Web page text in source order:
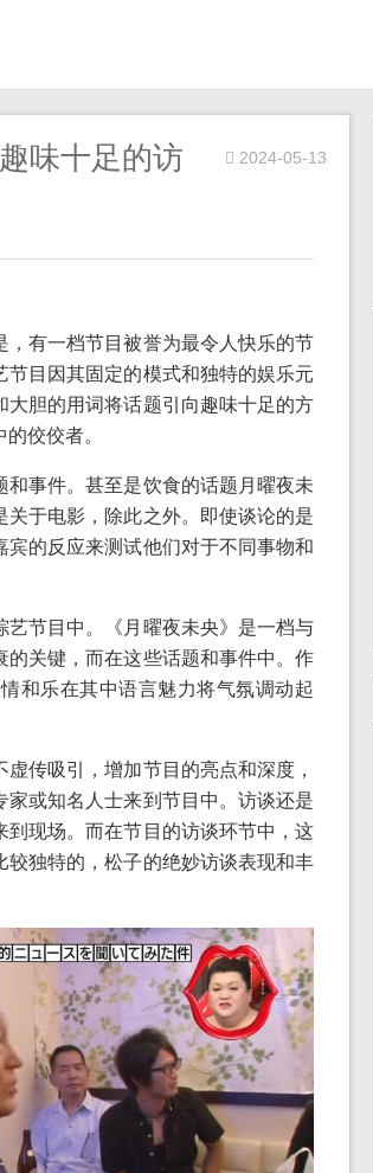
味十足的访
2024-05-13
有一档节目被誉为最令人快乐的节
节目因其固定的模式和独特的娱乐元
胆的用词将话题引向趣味十足的方
佼佼者。
事件。甚至是饮食的话题月曜夜未
于电影，除此之外。即使谈论的是
的反应来测试他们对于不同事物和
艺节目中。《月曜夜未央》是一档与
关键，而在这些话题和事件中。作
和乐在其中语言魅力将气氛调动起
传吸引，增加节目的亮点和深度，
或知名人士来到节目中。访谈还是
现场。而在节目的访谈环节中，这
独特的，松子的绝妙访谈表现和丰